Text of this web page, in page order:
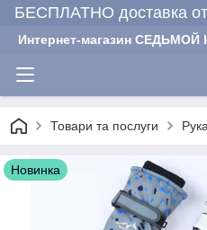
БЕСПЛАТНО доставка
Интернет-магазин СЕДЬМОЙ
Товари та послуги
Новинка